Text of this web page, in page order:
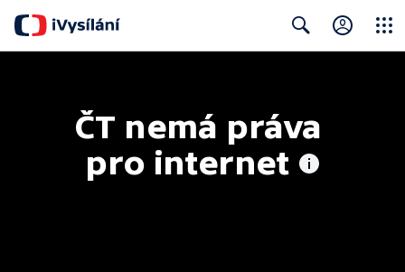
ČT nemá práva
pro internet